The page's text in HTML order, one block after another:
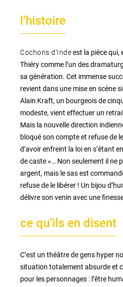
l’histoire
Cochons d’Indeest la pièce qui,
Thiéry comme l’un des
sa génération. Cet immense
revient dans une mise en scène
Alain Kraft, un bourgeois de
modeste, vient effectuer un
Mais la nouvelle direction
bloqué son compte et refuse de
d’avoir enfreint la loi en s’étant
de caste »… Non seulement il ne
argent, mais le sas est
refuse de le libérer ! Un bijou
délivre son venin avec une
ce qu’ils en disent
C’est un théâtre de gens hyper
situation totalement absurde et
pour les personnages : l’être